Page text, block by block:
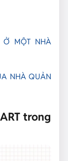
Ở MỘT NHÀ
NHÀ QUẢN
trong